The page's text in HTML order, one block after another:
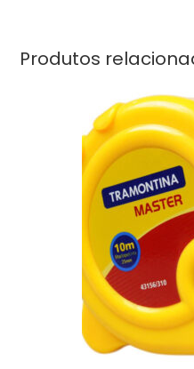
Produtos